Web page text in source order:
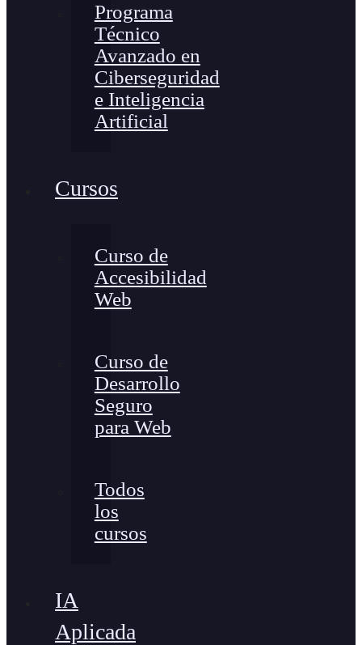
Programa
Técnico
Avanzado en
Ciberseguridad
e Inteligencia
Artificial
Cursos
Curso de
Accesibilidad
Web
Curso de
Desarrollo
Seguro
para Web
Todos
los
cursos
IA
Aplicada